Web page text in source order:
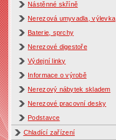
Nástěnné skříně
Nerezová umyvadla, výlevka
Baterie, sprchy
Nerezové digestoře
Výdejní linky
Informace o výrobě
Nerezový nábytek skladem
Nerezové pracovní desky
Podstavce
Chladící zařízení